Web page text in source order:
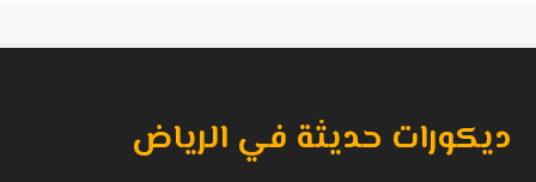
ديكورات حديثة في الرياض